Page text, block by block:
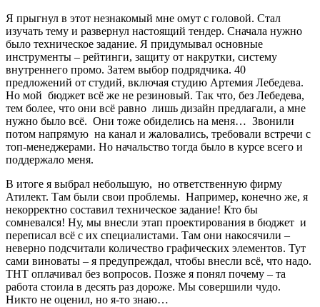
Я прыгнул в этот незнакомый мне омут с головой. Стал
изучать тему и развернул настоящий тендер. Сначала нужно
было техническое задание. Я придумывал основные
инструменты – рейтинги, защиту от накрутки, систему
внутреннего промо. Затем выбор подрядчика. 40
предложений от студий, включая студию Артемия Лебедева.
Но мой бюджет всё же не резиновый. Так что, без Лебедева,
тем более, что они всё равно лишь дизайн предлагали, а мне
нужно было всё. Они тоже обиделись на меня… Звонили
потом напрямую на канал и жаловались, требовали встречи с
топ-менеджерами. Но начальство тогда было в курсе всего и
поддержало меня.
В итоге я выбрал небольшую, но ответственную фирму
Атилект. Там были свои проблемы. Например, конечно же, я
некорректно составил техническое задание! Кто бы
сомневался! Ну, мы внесли этап проектирования в бюджет и
переписал всё с их специалистами. Там они накосячили –
неверно подсчитали количество графических элементов. Тут
сами виноваты – я предупреждал, чтобы внесли всё, что надо.
ТНТ оплачивал без вопросов. Позже я понял почему – та
работа стоила в десять раз дороже. Мы совершили чудо.
Никто не оценил, но я-то знаю…